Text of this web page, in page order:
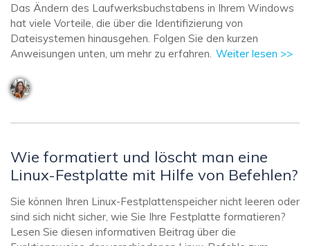
Das Ändern des Laufwerksbuchstabens in Ihrem Windows
hat viele Vorteile, die über die Identifizierung von
Dateisystemen hinausgehen. Folgen Sie den kurzen
Anweisungen unten, um mehr zu erfahren. Weiter lesen >>
Wie formatiert und löscht man eine
Linux-Festplatte mit Hilfe von Befehlen?
Sie können Ihren Linux-Festplattenspeicher nicht leeren oder
sind sich nicht sicher, wie Sie Ihre Festplatte formatieren?
Lesen Sie diesen informativen Beitrag über die